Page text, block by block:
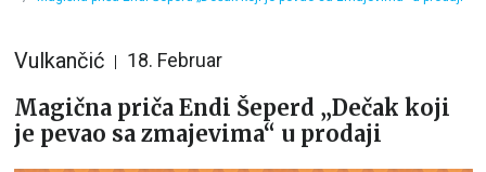
Vulkančić 18. Februar
Magična priča Endi Šeperd „Dečak koji
je pevao sa zmajevima“ u prodaji